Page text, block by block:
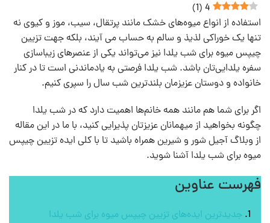
4
(
1
)
استفاده از انواع میوه‌های خشک مانند پرتقال، سیب، موز و کیوی نه
تنها یک خوراکی لذیذ و سالم به حساب می آیند، بلکه جهت تزیین
چیپس میوه برای شب یلدا نیز می‌تواند یکی از عنصرهای زیباسازی
سفره یلدایی‌تان باشد. شب یلدا فرصتی به یادماندنی است تا در کنار
خانواده و دوستان عزیزمان بلندترین شب سال را سپری کنیم.
اگر برای شما هم مانند همه خانم‌ها اهمیت دارد که در شب یلدا
چگونه بخواهید از میهمانان عزیزتان پذیرایی کنید، با ما در این مقاله
از وبلاگ آجیل شور و شیرین همراه باشید تا با کلی ایده تزیین چیپس
میوه برای شب یلدا آشنا شوید.
فهرست عناوین
جدیدترین ایده‌های تزیین چیپس میوه برای شب یلدا